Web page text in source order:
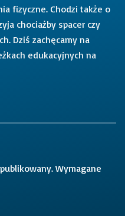
fizyczne. Chodzi także o
chociażby spacer czy
Dziś zachęcamy na
edukacyjnych na
Wymagane